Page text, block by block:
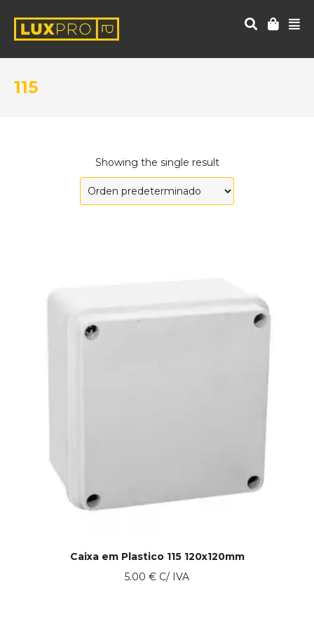
115
Showing the single result
Caixa em Plastico 115 120x120mm
5.00 € C/ IVA